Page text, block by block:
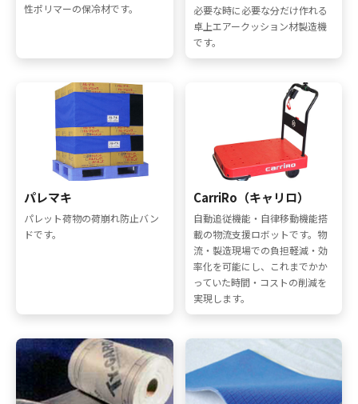
性ポリマーの保冷材です。
必要な時に必要な分だけ作れる
卓上エアークッション材製造機
です。
パレマキ
パレット荷物の荷崩れ防止バン
ドです。
CarriRo（キャリロ）
自動追従機能・自律移動機能搭
載の物流支援ロボットです。物
流・製造現場での負担軽減・効
率化を可能にし、これまでかか
っていた時間・コストの削減を
実現します。